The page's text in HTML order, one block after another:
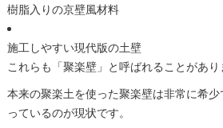
樹脂入りの京壁風材料
施工しやすい現代版の土壁
これらも「聚楽壁」と呼ばれることがあり
本来の聚楽土を使った聚楽壁は非常に希
っているのが現状です。